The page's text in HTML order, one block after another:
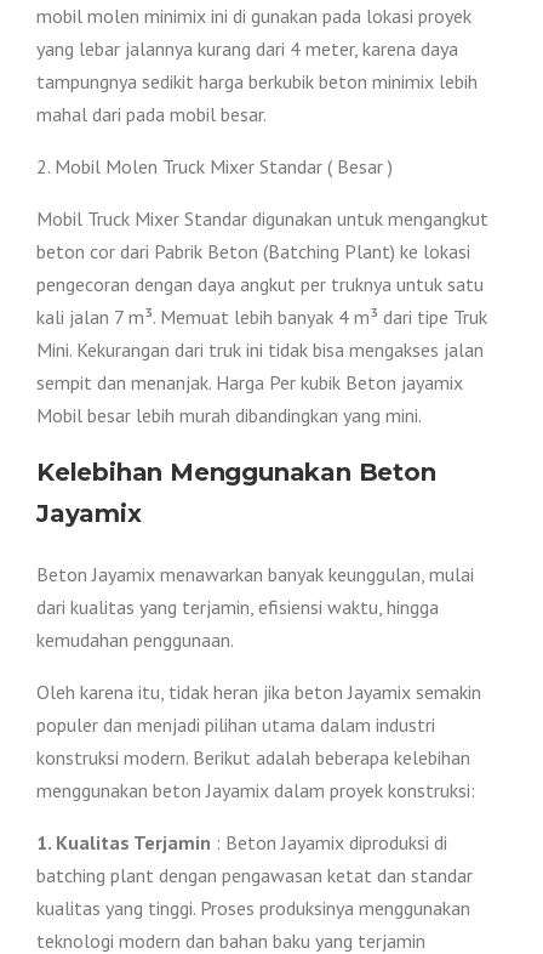
mobil molen minimix ini di gunakan pada lokasi proyek
yang lebar jalannya kurang dari 4 meter, karena daya
tampungnya sedikit harga berkubik beton minimix lebih
mahal dari pada mobil besar.
2. Mobil Molen Truck Mixer Standar ( Besar )
Mobil Truck Mixer Standar digunakan untuk mengangkut
beton cor dari Pabrik Beton (Batching Plant) ke lokasi
pengecoran dengan daya angkut per truknya untuk satu
kali jalan 7 m³. Memuat lebih banyak 4 m³ dari tipe Truk
Mini. Kekurangan dari truk ini tidak bisa mengakses jalan
sempit dan menanjak. Harga Per kubik Beton jayamix
Mobil besar lebih murah dibandingkan yang mini.
Kelebihan Menggunakan Beton
Jayamix
Beton Jayamix menawarkan banyak keunggulan, mulai
dari kualitas yang terjamin, efisiensi waktu, hingga
kemudahan penggunaan.
Oleh karena itu, tidak heran jika beton Jayamix semakin
populer dan menjadi pilihan utama dalam industri
konstruksi modern. Berikut adalah beberapa kelebihan
menggunakan beton Jayamix dalam proyek konstruksi:
1. Kualitas Terjamin : Beton Jayamix diproduksi di
batching plant dengan pengawasan ketat dan standar
kualitas yang tinggi. Proses produksinya menggunakan
teknologi modern dan bahan baku yang terjamin